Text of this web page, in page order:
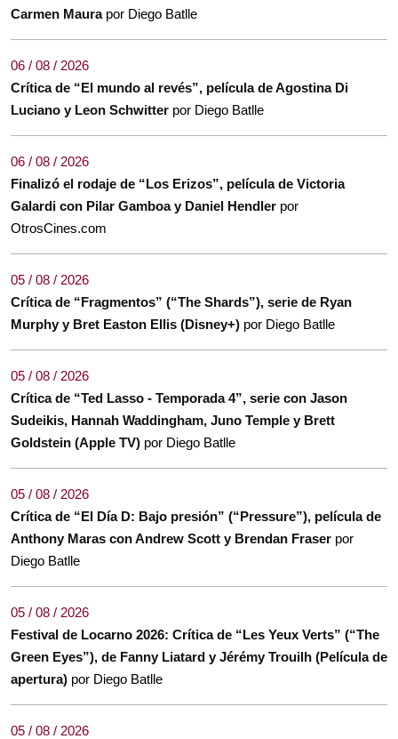
Carmen Maura por Diego Batlle
06 / 08 / 2026
Crítica de “El mundo al revés”, película de Agostina Di
Luciano y Leon Schwitter por Diego Batlle
06 / 08 / 2026
Finalizó el rodaje de “Los Erizos”, película de Victoria
Galardi con Pilar Gamboa y Daniel Hendler por
OtrosCines.com
05 / 08 / 2026
Crítica de “Fragmentos” (“The Shards”), serie de Ryan
Murphy y Bret Easton Ellis (Disney+) por Diego Batlle
05 / 08 / 2026
Crítica de “Ted Lasso - Temporada 4”, serie con Jason
Sudeikis, Hannah Waddingham, Juno Temple y Brett
Goldstein (Apple TV) por Diego Batlle
05 / 08 / 2026
Crítica de “El Día D: Bajo presión” (“Pressure”), película de
Anthony Maras con Andrew Scott y Brendan Fraser por
Diego Batlle
05 / 08 / 2026
Festival de Locarno 2026: Crítica de “Les Yeux Verts” (“The
Green Eyes”), de Fanny Liatard y Jérémy Trouilh (Película de
apertura) por Diego Batlle
05 / 08 / 2026